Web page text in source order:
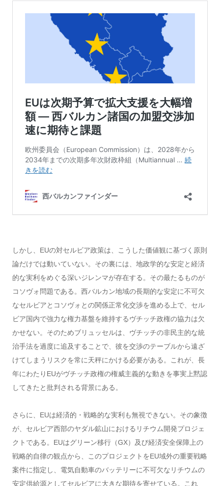
しかし、EUの対セルビア政策は、こうした価値観に基づく原則
論だけでは動いていない。その裏には、地政学的な安定と経済
的な実利をめぐる深いジレンマが存在する。その最たるものが
コソヴォ問題である。西バルカン地域の長期的な安定に不可欠
なセルビアとコソヴォとの関係正常化交渉を進める上で、セル
ビア国内で強力な権力基盤を維持するヴチッチ政権の協力は欠
かせない。そのためブリュッセルは、ヴチッチの非民主的な統
治手法を過度に追及することで、彼を交渉のテーブルから遠ざ
けてしまうリスクを常に天秤にかける必要がある。これが、長
年にわたりEUがヴチッチ政権の権威主義的な動きを事実上黙認
してきたと批判される背景にある。
さらに、EUは経済的・戦略的な実利も無視できない。その象徴
が、セルビア西部のヤダル鉱山におけるリチウム開発プロジェ
クトである。EUはグリーン移行（GX）及び経済安全保障上の
戦略的自律の観点から、このプロジェクトをEU域外の重要戦略
案件に指定し、電気自動車のバッテリーに不可欠なリチウムの
安定供給源としてセルビアに大きな期待を寄せている。これ